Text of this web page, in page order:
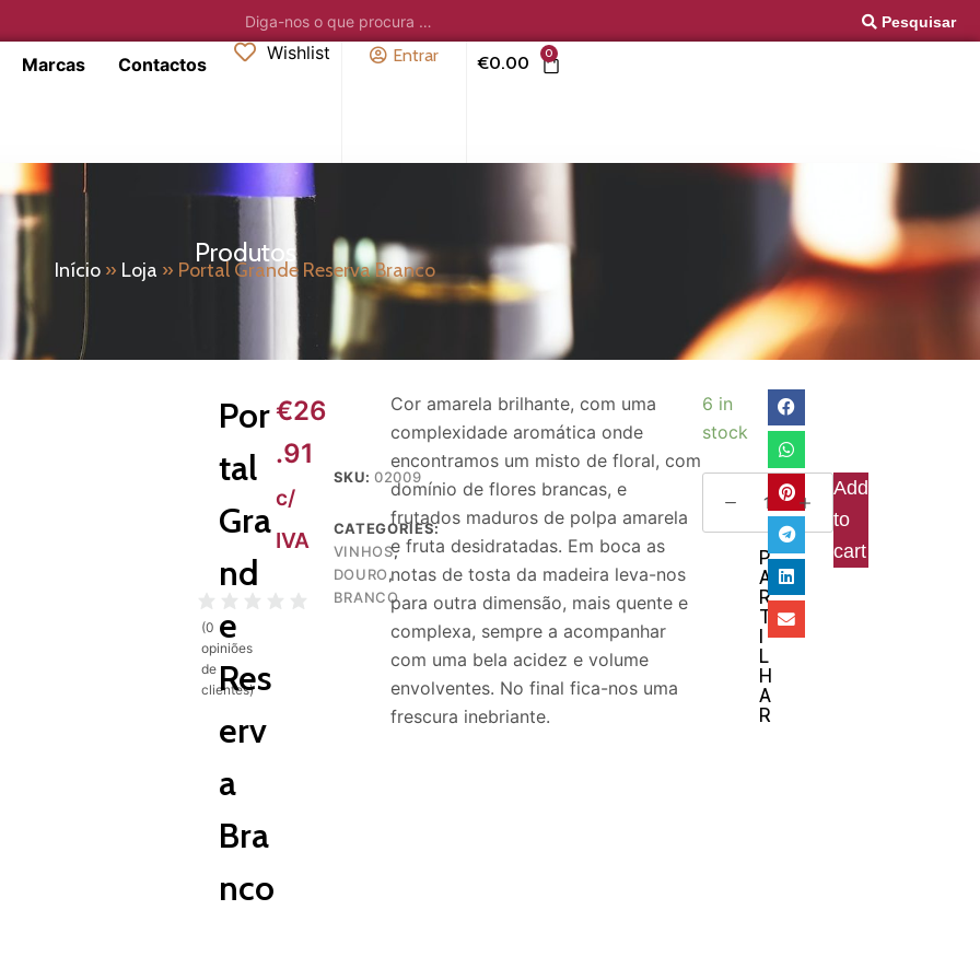
Pesquisar
Marcas Contactos
Wishlist Entrar €0.00 0
Produtos
Início » Loja » Portal Grande Reserva Branco
(0
opiniões
de
clientes)
Por
tal
Gra
nd
e
Res
erv
a
Bra
nco
€26
.91
c/
IVA
SKU:02009
CATEGORIES:
VINHOS,
DOURO,
BRANCO
Cor amarela brilhante, com uma
complexidade aromática onde
encontramos um misto de floral, com
domínio de flores brancas, e
frutados maduros de polpa amarela
e fruta desidratadas. Em boca as
notas de tosta da madeira leva-nos
para outra dimensão, mais quente e
complexa, sempre a acompanhar
com uma bela acidez e volume
envolventes. No final fica-nos uma
frescura inebriante.
6 in
stock
Add
to
cart
P
A
R
T
I
L
H
A
R